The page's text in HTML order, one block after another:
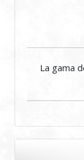
La gama